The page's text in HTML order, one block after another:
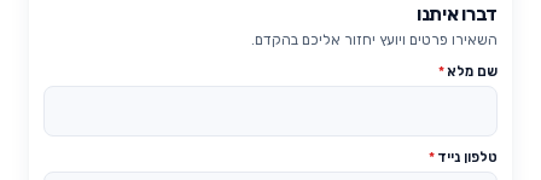
דברו איתנו
השאירו פרטים ויועץ יחזור אליכם בהקדם.
שם מלא*
טלפון נייד *